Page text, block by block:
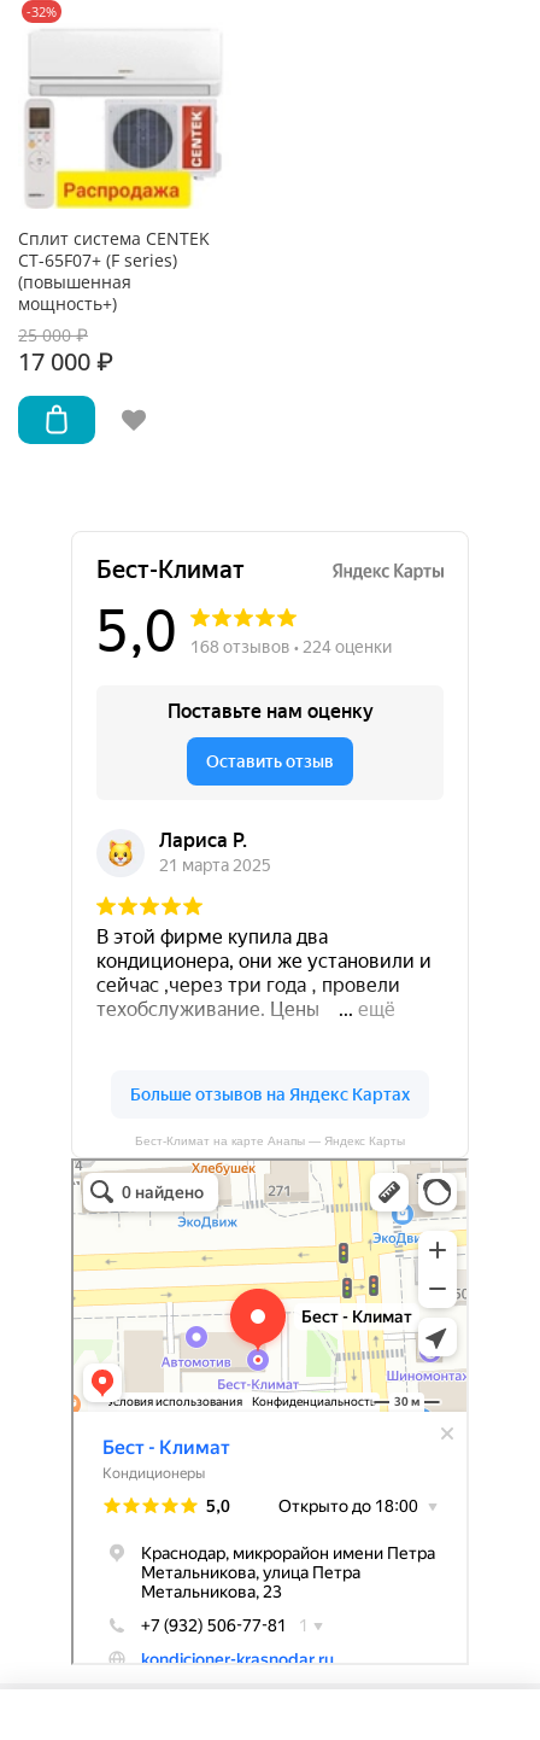
-32%
Сплит система CENTEK
CT-65F07+ (F series)
(повышенная
мощность+)
25 000 ₽
17 000 ₽
Бест-Климат на карте Анапы — Яндекс Карты
Бест-климат
Кондиционеры в Краснодаре